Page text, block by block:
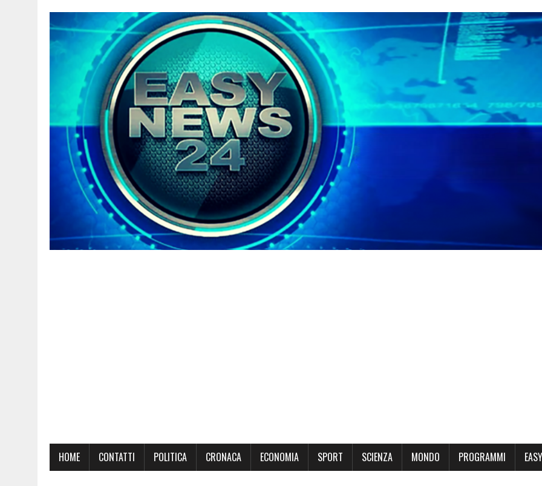
HOME CONTATTI POLITICA CRONACA ECONOMIA SPORT SCIENZA MONDO PROGRAMMI